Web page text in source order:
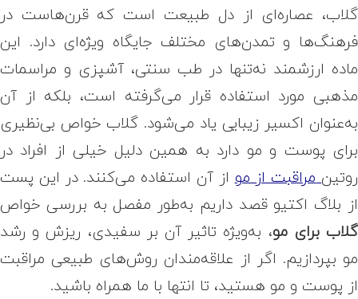
گلاب، عصاره‌ای از دل طبیعت است که قرن‌هاست در
فرهنگ‌ها و تمدن‌های مختلف جایگاه ویژه‌ای دارد. این
ماده ارزشمند نه‌تنها در طب سنتی، آشپزی و مراسمات
مذهبی مورد استفاده قرار می‌گرفته است، بلکه از آن
به‌عنوان اکسیر زیبایی یاد می‌شود. گلاب خواص بی‌نظیری
برای پوست و مو دارد به همین دلیل خیلی از افراد در
روتین مراقبت از مواز آن استفاده می‌کنند. در این پست
از بلاگ اکتیو قصد داریم به‌طور مفصل به بررسی خواص
گلاب برای مو، به‌ویژه تاثیر آن بر سفیدی، ریزش و رشد
مو بپردازیم. اگر از علاقه‌مندان روش‌های طبیعی مراقبت
از پوست و مو هستید، تا انتها با ما همراه باشید.